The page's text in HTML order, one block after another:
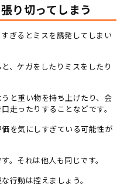
り切ってしまう
ぎるとミスを誘発してしまい
、ケガをしたりミスをしたり
と重い物を持ち上げたり、会
走ったりすることなどです。
を気にしすぎている可能性が
。それは他人も同じです。
行動は控えましょう。